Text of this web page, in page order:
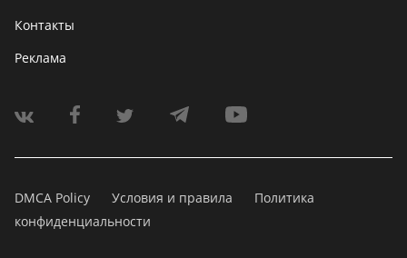
Контакты
Реклама
DMCA Policy Условия и правила
Политика
конфиденциальности